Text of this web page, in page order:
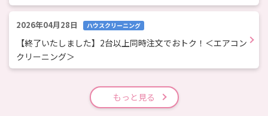
2026年04月28日 ハウスクリーニング
【終了いたしました】2台以上同時注文でおトク！＜エアコン
クリーニング＞
もっと見る